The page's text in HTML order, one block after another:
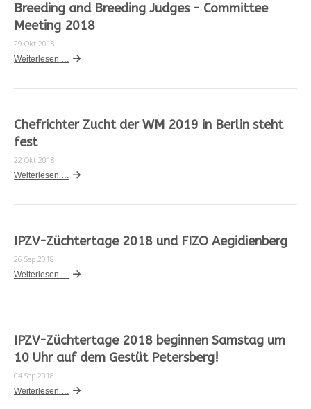
Breeding and Breeding Judges - Committee
Meeting 2018
29 Okt 2018
Weiterlesen …
Chefrichter Zucht der WM 2019 in Berlin steht
fest
22 Okt 2018
Weiterlesen …
IPZV-Züchtertage 2018 und FIZO Aegidienberg
26 Sep 2018
Weiterlesen …
IPZV-Züchtertage 2018 beginnen Samstag um
10 Uhr auf dem Gestüt Petersberg!
04 Sep 2018
Weiterlesen …